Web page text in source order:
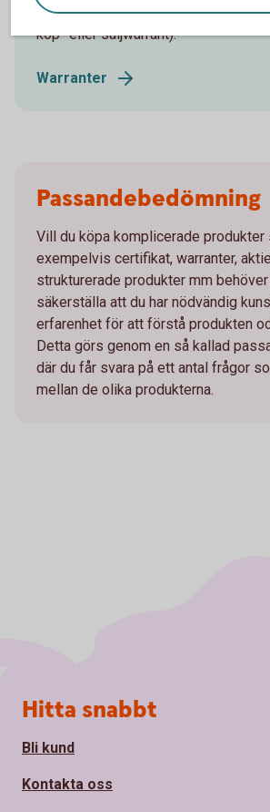
vid upp- och nedgång (beroende av
köp- eller säljwarrant).
Warranter
Passandebedömning
Vill du köpa komplicerade produkter
exempelvis certifikat, warranter,
strukturerade produkter mm behöver
säkerställa att du har nödvändig
erfarenhet för att förstå produkten
Detta görs genom en så kallad
där du får svara på ett antal frågor
mellan de olika produkterna.
Sidfot
Hitta snabbt
Bli kund
Kontakta oss